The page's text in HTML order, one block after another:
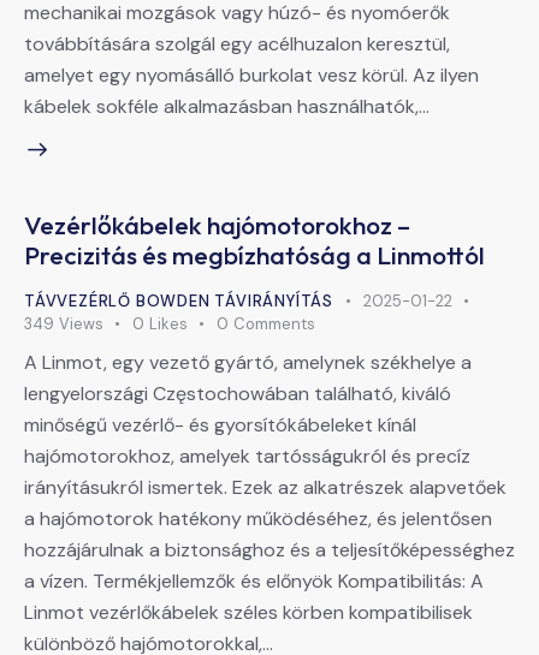
mechanikai mozgások vagy húzó- és nyomóerők
továbbítására szolgál egy acélhuzalon keresztül,
amelyet egy nyomásálló burkolat vesz körül. Az ilyen
kábelek sokféle alkalmazásban használhatók,…
Vezérlőkábelek hajómotorokhoz –
Precizitás és megbízhatóság a Linmottól
TÁVVEZÉRLŐ BOWDEN TÁVIRÁNYÍTÁS
2025-01-22
349 Views 0 Likes 0 Comments
A Linmot, egy vezető gyártó, amelynek székhelye a
lengyelországi Częstochowában található, kiváló
minőségű vezérlő- és gyorsítókábeleket kínál
hajómotorokhoz, amelyek tartósságukról és precíz
irányításukról ismertek. Ezek az alkatrészek alapvetőek
a hajómotorok hatékony működéséhez, és jelentősen
hozzájárulnak a biztonsághoz és a teljesítőképességhez
a vízen. Termékjellemzők és előnyök Kompatibilitás: A
Linmot vezérlőkábelek széles körben kompatibilisek
különböző hajómotorokkal,…